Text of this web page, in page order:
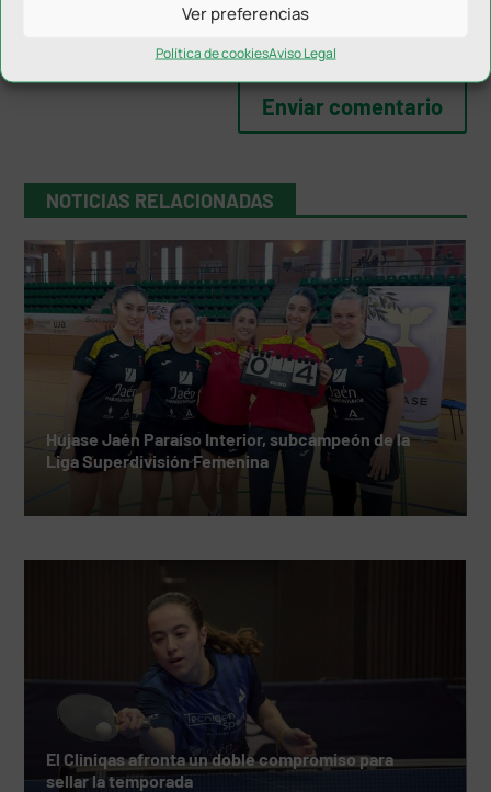
Ver preferencias
Política de cookiesAviso Legal
NOTICIAS RELACIONADAS
Hujase Jaén Paraíso Interior, subcampeón de la
Liga Superdivisión Femenina
El Cliniqas afronta un doble compromiso para
sellar la temporada